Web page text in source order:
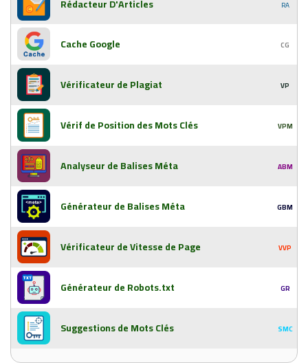
Rédacteur D'Articles RA
Cache Google CG
Vérificateur de Plagiat VP
Vérif de Position des Mots Clés VPM
Analyseur de Balises Méta ABM
Générateur de Balises Méta GBM
Vérificateur de Vitesse de Page VVP
Générateur de Robots.txt GR
Suggestions de Mots Clés SMC